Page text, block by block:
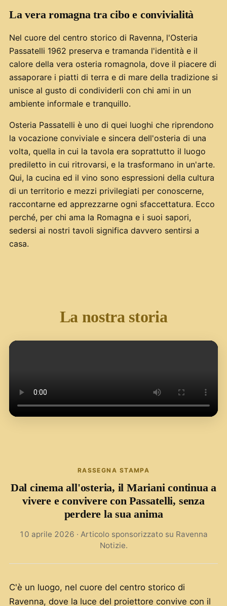
La vera romagna tra cibo e convivialità
Nel cuore del centro storico di Ravenna, l'Osteria
Passatelli 1962 preserva e tramanda l'identità e il
calore della vera osteria romagnola, dove il piacere di
assaporare i piatti di terra e di mare della tradizione si
unisce al gusto di condividerli con chi ami in un
ambiente informale e tranquillo.
Osteria Passatelli è uno di quei luoghi che riprendono
la vocazione conviviale e sincera dell'osteria di una
volta, quella in cui la tavola era soprattutto il luogo
prediletto in cui ritrovarsi, e la trasformano in un'arte.
Qui, la cucina ed il vino sono espressioni della cultura
di un territorio e mezzi privilegiati per conoscerne,
raccontarne ed apprezzarne ogni sfaccettatura. Ecco
perché, per chi ama la Romagna e i suoi sapori,
sedersi ai nostri tavoli significa davvero sentirsi a
casa.
La nostra storia
RASSEGNA STAMPA
Dal cinema all'osteria, il Mariani continua a
vivere e convivere con Passatelli, senza
perdere la sua anima
10 aprile 2026 · Articolo sponsorizzato su Ravenna
Notizie.
C'è un luogo, nel cuore del centro storico di
Ravenna, dove la luce del proiettore convive con il